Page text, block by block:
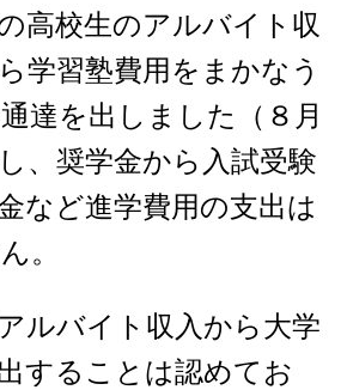
高校生のアルバイト収
学習塾費用をまかなう
達を出しました（８月
、奨学金から入試受験
など進学費用の支出は
。
ルバイト収入から大学
することは認めてお